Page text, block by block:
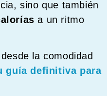
sino que también
a un ritmo
la comodidad
guía definitiva para